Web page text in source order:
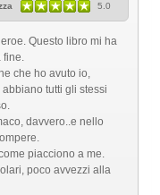
5.0
Questo libro mi ha
fine.
che ho avuto io,
tutti gli stessi
davvero..e nello
piacciono a me.
poco avvezzi alla